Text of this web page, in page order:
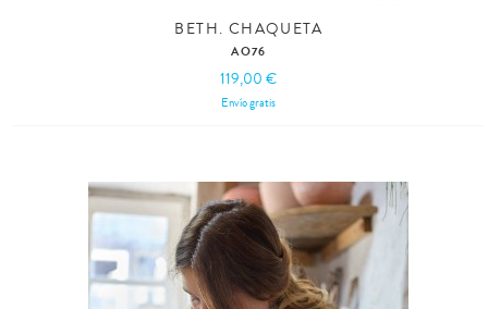
BETH. CHAQUETA
AO76
119,00 €
Envío gratis